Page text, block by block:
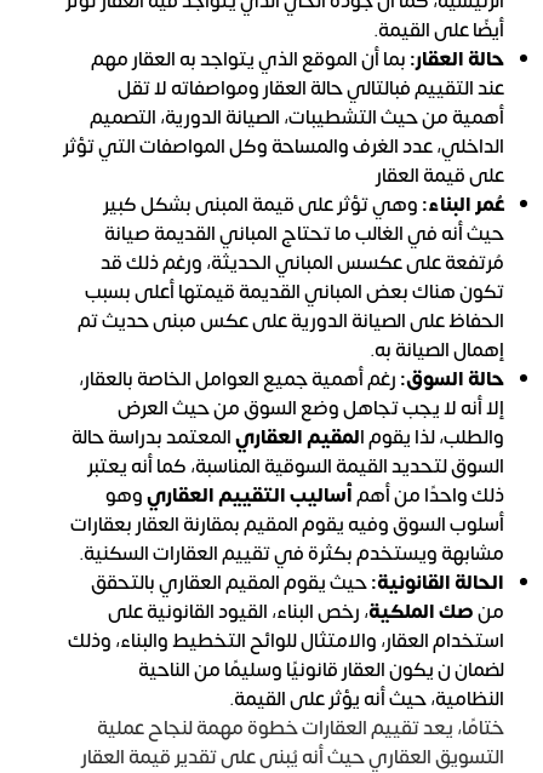
أيضًا على القيمة.
حالة العقار:بما أن الموقع الذي يتواجد به العقار مهم
عند التقييم فبالتالي حالة العقار ومواصفاته لا تقل
أهمية من حيث التشطيبات، الصيانة الدورية، التصميم
الداخلي، عدد الغرف والمساحة وكل المواصفات التي تؤثر
على قيمة العقار
عُمر البناء:وهي تؤثر على قيمة المبنى بشكل كبير
حيث أنه في الغالب ما تحتاج المباني القديمة صيانة
مُرتفعة على عكسس المباني الحديثة، ورغم ذلك قد
تكون هناك بعض المباني القديمة قيمتها أعلى بسبب
الحفاظ على الصيانة الدورية على عكس مبنى حديث تم
إهمال الصيانة به.
حالة السوق:رغم أهمية جميع العوامل الخاصة بالعقار،
إلا أنه لا يجب تجاهل وضع السوق من حيث العرض
والطلب، لذا يقومالمقيم العقاريالمعتمد بدراسة حالة
السوق لتحديد القيمة السوقية المناسبة، كما أنه يعتبر
ذلك واحدًا من أهمأساليب التقييم العقاريوهو
أسلوب السوق وفيه يقوم المقيم بمقارنة العقار بعقارات
مشابهة ويستخدم بكثرة في تقييم العقارات السكنية.
الحالة القانونية:حيث يقوم المقيم العقاري بالتحقق
منصك الملكية، رخص البناء، القيود القانونية على
استخدام العقار، والامتثال للوائح التخطيط والبناء، وذلك
لضمان ن يكون العقار قانونيًا وسليمًا من الناحية
النظامية، حيث أنه يؤثر على القيمة.
ختامًا، يعد تقييم العقارات خطوة مهمة لنجاح عملية
التسويق العقاري حيث أنه يُبنى على تقدير قيمة العقار